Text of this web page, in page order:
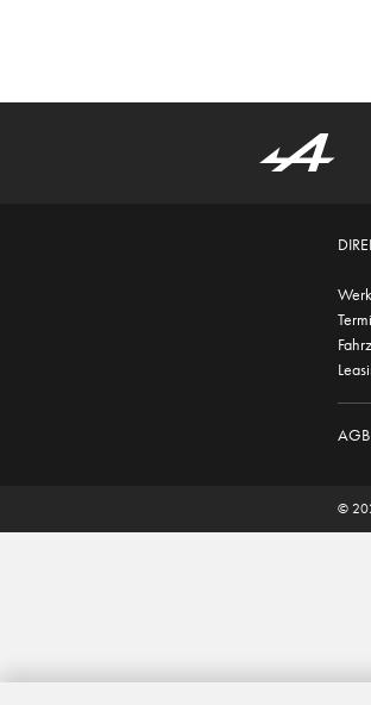
AGB
©